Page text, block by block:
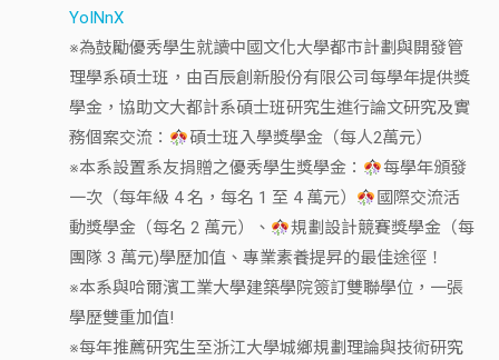
YoINnX
※為鼓勵優秀學生就讀中國文化大學都市計劃與開發管
理學系碩士班，由百辰創新股份有限公司每學年提供獎
學金，協助文大都計系碩士班研究生進行論文研究及實
務個案交流：
碩士班入學獎學金（每人2萬元）
※本系設置系友捐贈之優秀學生獎學金：
每學年頒發
一次（每年級 4 名，每名 1 至 4 萬元）
國際交流活
動獎學金（每名 2 萬元）、
規劃設計競賽獎學金（每
團隊 3 萬元)學歷加值、專業素養提昇的最佳途徑！
※本系與哈爾濱工業大學建築學院簽訂雙聯學位，一張
學歷雙重加值!
※每年推薦研究生至浙江大學城鄉規劃理論與技術研究